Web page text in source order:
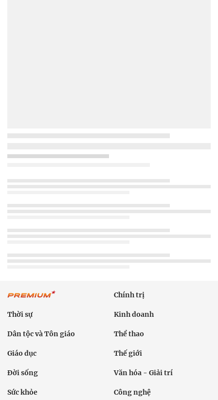
Chính trị
Thời sự Kinh doanh
Dân tộc và Tôn giáo Thể thao
Giáo dục Thế giới
Đời sống Văn hóa - Giải trí
Sức khỏe Công nghệ